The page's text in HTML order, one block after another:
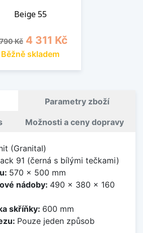
Beige 55
cena
Kč Cena
4 311 Kč
Běžně skladem
Parametry zboží
Možnosti a ceny dopravy
(Granital)
91 (černá s bílými tečkami)
570 x 500 mm
nádoby: 490 x 380 x 160
skříňky: 600 mm
Pouze jeden způsob